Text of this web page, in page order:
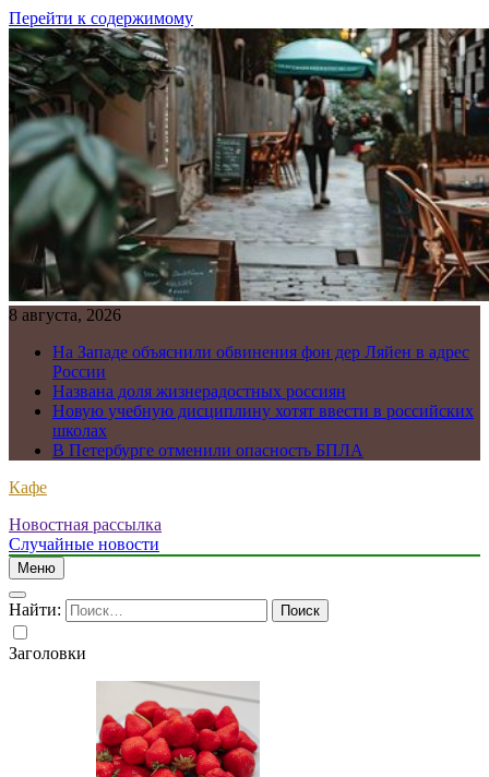
Перейти к содержимому
8 августа, 2026
На Западе объяснили обвинения фон дер Ляйен в адрес
России
Названа доля жизнерадостных россиян
Новую учебную дисциплину хотят ввести в российских
школах
В Петербурге отменили опасность БПЛА
Кафе
Новостная рассылка
Случайные новости
Меню
Найти:
Заголовки